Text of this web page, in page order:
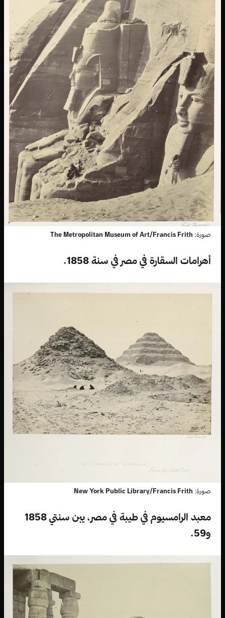
صورة: The Metropolitan Museum of Art/Francis Frith
أهرامات السقارة في مصر في سنة 1858.
صورة: New York Public Library/Francis Frith
معبد الرامسيوم في طيبة في مصر، يبن سنتي 1858
و59.